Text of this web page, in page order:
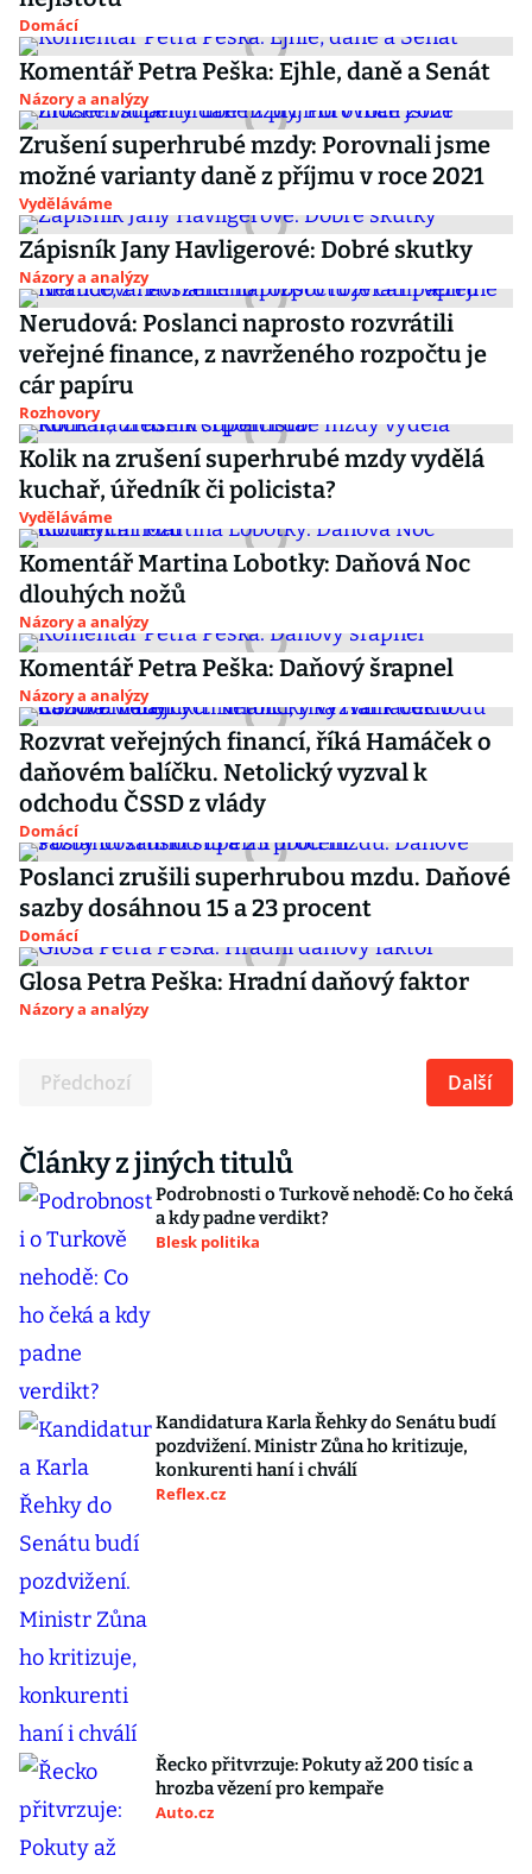
Domácí
Komentář Petra Peška: Ejhle, daně a Senát
Názory a analýzy
Zrušení superhrubé mzdy: Porovnali jsme
možné varianty daně z příjmu v roce 2021
Vyděláváme
Zápisník Jany Havligerové: Dobré skutky
Názory a analýzy
Nerudová: Poslanci naprosto rozvrátili
veřejné finance, z navrženého rozpočtu je
cár papíru
Rozhovory
Kolik na zrušení superhrubé mzdy vydělá
kuchař, úředník či policista?
Vyděláváme
Komentář Martina Lobotky: Daňová Noc
dlouhých nožů
Názory a analýzy
Komentář Petra Peška: Daňový šrapnel
Názory a analýzy
Rozvrat veřejných financí, říká Hamáček o
daňovém balíčku. Netolický vyzval k
odchodu ČSSD z vlády
Domácí
Poslanci zrušili superhrubou mzdu. Daňové
sazby dosáhnou 15 a 23 procent
Domácí
Glosa Petra Peška: Hradní daňový faktor
Názory a analýzy
Předchozí Další
Články z jiných titulů
Podrobnosti o Turkově nehodě: Co ho čeká
a kdy padne verdikt?
Blesk politika
Kandidatura Karla Řehky do Senátu budí
pozdvižení. Ministr Zůna ho kritizuje,
konkurenti haní i chválí
Reflex.cz
Řecko přitvrzuje: Pokuty až 200 tisíc a
hrozba vězení pro kempaře
Auto.cz